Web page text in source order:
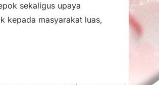
sekaligus upaya
kepada masyarakat luas,